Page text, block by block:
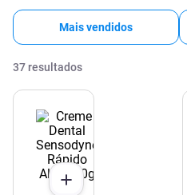
Mais vendidos
37 resultados